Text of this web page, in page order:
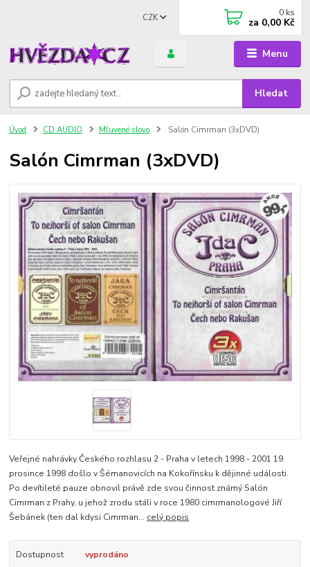
Menu
CZK
Hledat
0 ks
za 0,00 Kč
Úvod CD AUDIO Mluvené slovo Salón Cimrman (3xDVD)
Salón Cimrman (3xDVD)
Veřejné nahrávky Českého rozhlasu 2 - Praha v letech 1998 - 2001 19.
prosince 1998 došlo v Šémanovicích na Kokořínsku k dějinné události.
Po devítileté pauze obnovil právě zde svou činnost známý Salón
Cimrman z Prahy, u jehož zrodu stáli v roce 1980 cimrmanologové Jiří
Šebánek (ten dal kdysi Cimrman... celý popis
Dostupnost
vyprodáno